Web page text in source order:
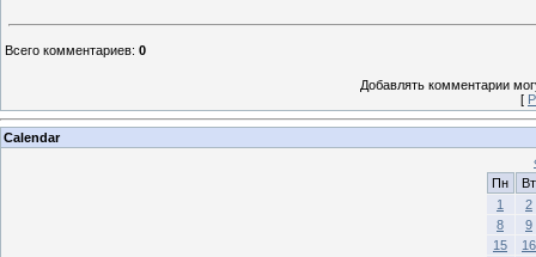
Всего комментариев: 0
Добавлять комментарии
[
Calendar
Пн
Вт
1
2
8
9
15
16